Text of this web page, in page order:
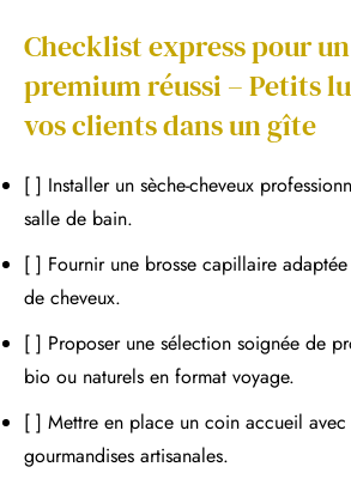
Checklist express pour
premium réussi – Petits
vos clients dans un gîte
[ ] Installer un sèche-cheveux
salle de bain.
[ ] Fournir une brosse capillaire
de cheveux.
[ ] Proposer une sélection soignée de
bio ou naturels en format voyage.
[ ] Mettre en place un coin accueil
gourmandises artisanales.